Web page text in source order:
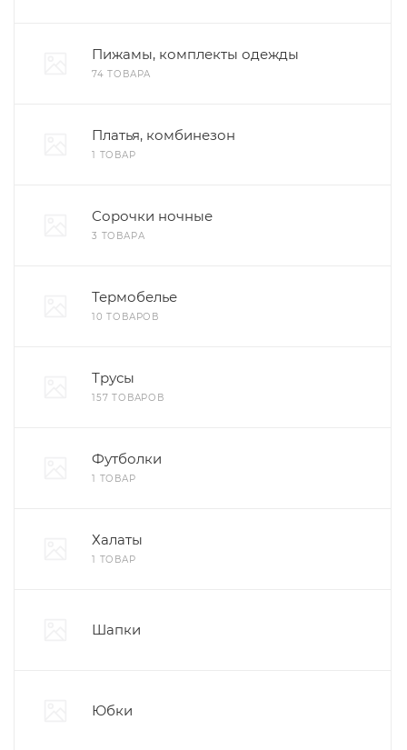
Пижамы, комплекты одежды
74 ТОВАРА
Платья, комбинезон
1 ТОВАР
Сорочки ночные
3 ТОВАРА
Термобелье
10 ТОВАРОВ
Трусы
157 ТОВАРОВ
Футболки
1 ТОВАР
Халаты
1 ТОВАР
Шапки
Юбки